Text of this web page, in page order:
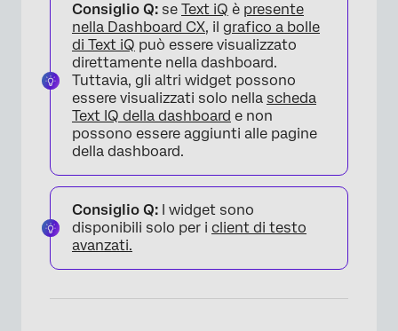
Consiglio Q: se Text iQ è presente
nella Dashboard CX, il grafico a bolle
di Text iQ può essere visualizzato
direttamente nella dashboard.
Tuttavia, gli altri widget possono
essere visualizzati solo nella scheda
Text IQ della dashboard e non
possono essere aggiunti alle pagine
della dashboard.
Consiglio Q: I widget sono
disponibili solo per i client di testo
avanzati.